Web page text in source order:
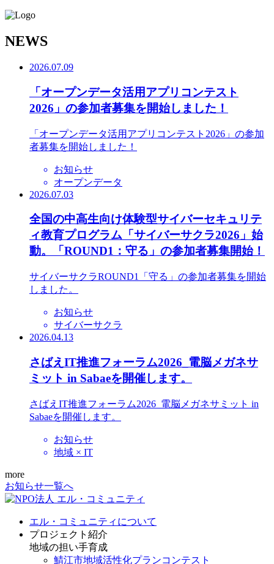
NEWS
2026.07.09
「オープンデータ活用アプリコンテスト
2026」の参加者募集を開始しました！
「オープンデータ活用アプリコンテスト2026」の参加
者募集を開始しました！
お知らせ
オープンデータ
2026.07.03
全国の中高生向け体験型サイバーセキュリテ
ィ教育プログラム「サイバーサクラ2026」始
動。「ROUND1：守る」の参加者募集開始！
サイバーサクラROUND1「守る」の参加者募集を開始
しました。
お知らせ
サイバーサクラ
2026.04.13
さばえIT推進フォーラム2026_電脳メガネサ
ミット in Sabaeを開催します。
さばえIT推進フォーラム2026_電脳メガネサミット in
Sabaeを開催します。
お知らせ
地域 × IT
more
お知らせ一覧へ
エル・コミュニティについて
プロジェクト紹介
地域の担い手育成
鯖江市地域活性化プランコンテスト